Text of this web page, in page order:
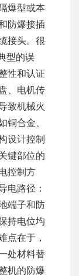
爆型或本
防爆接插
接头。很
型的误
性和认证
、电机传
致机械火
铜合金、
设计控制
键部位的
控制方
电路径：
端子和防
持电位均
点在于，
处材料替
机的防爆